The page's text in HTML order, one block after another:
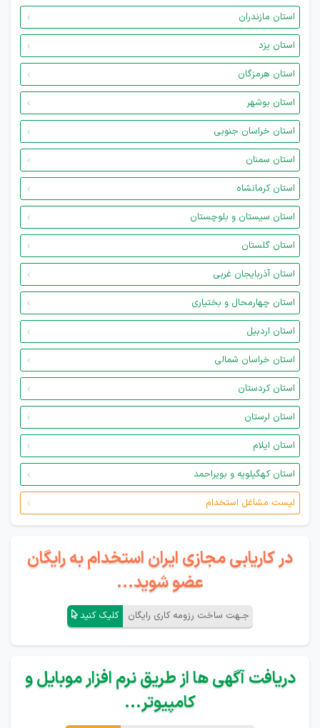
استان مازندران
استان یزد
استان هرمزگان
استان بوشهر
استان خراسان جنوبی
استان سمنان
استان کرمانشاه
استان سیستان و بلوچستان
استان گلستان
استان آذربایجان غربی
استان چهارمحال و بختیاری
استان اردبیل
استان خراسان شمالی
استان کردستان
استان لرستان
استان ایلام
استان کهگیلویه و بویراحمد
لیست مشاغل استخدام
در کاریابی مجازی ایران استخدام به رایگان
عضو شوید...
جـهت ساخت رزومه کاری رایگان کلیک کنید
دریافت آگهی ها از طریق نرم افزار موبایل و
کامپیوتر...